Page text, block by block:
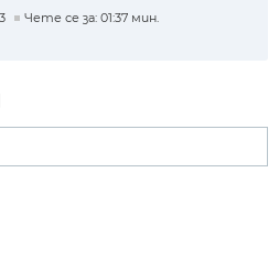
Чете се за: 01:37 мин.